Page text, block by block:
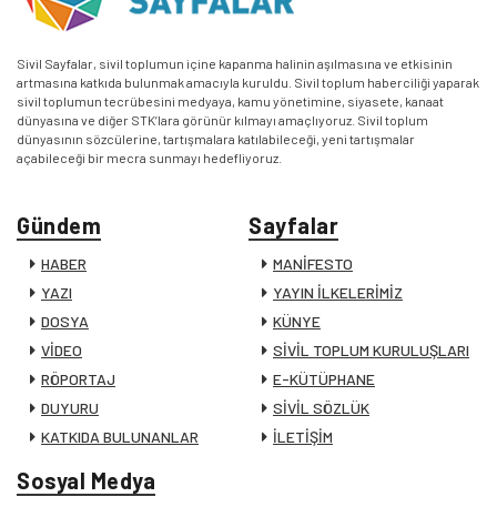
Sivil Sayfalar, sivil toplumun içine kapanma halinin aşılmasına ve etkisinin
artmasına katkıda bulunmak amacıyla kuruldu. Sivil toplum haberciliği yaparak
sivil toplumun tecrübesini medyaya, kamu yönetimine, siyasete, kanaat
dünyasına ve diğer STK’lara görünür kılmayı amaçlıyoruz. Sivil toplum
dünyasının sözcülerine, tartışmalara katılabileceği, yeni tartışmalar
açabileceği bir mecra sunmayı hedefliyoruz.
Gündem
HABER
YAZI
DOSYA
VİDEO
RÖPORTAJ
DUYURU
KATKIDA BULUNANLAR
Sayfalar
MANİFESTO
YAYIN İLKELERİMİZ
KÜNYE
SİVİL TOPLUM KURULUŞLARI
E-KÜTÜPHANE
SİVİL SÖZLÜK
İLETİŞİM
Sosyal Medya